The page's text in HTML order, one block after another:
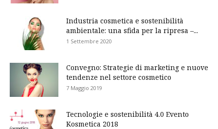
Industria cosmetica e sostenibilità
ambientale: una sfida per la ripresa –...
1 Settembre 2020
Convegno: Strategie di marketing e nuove
tendenze nel settore cosmetico
7 Maggio 2019
Tecnologie e sostenibilità 4.0 Evento
Kosmetica 2018